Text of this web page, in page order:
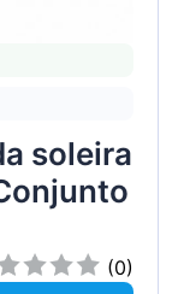
soleira
(0)